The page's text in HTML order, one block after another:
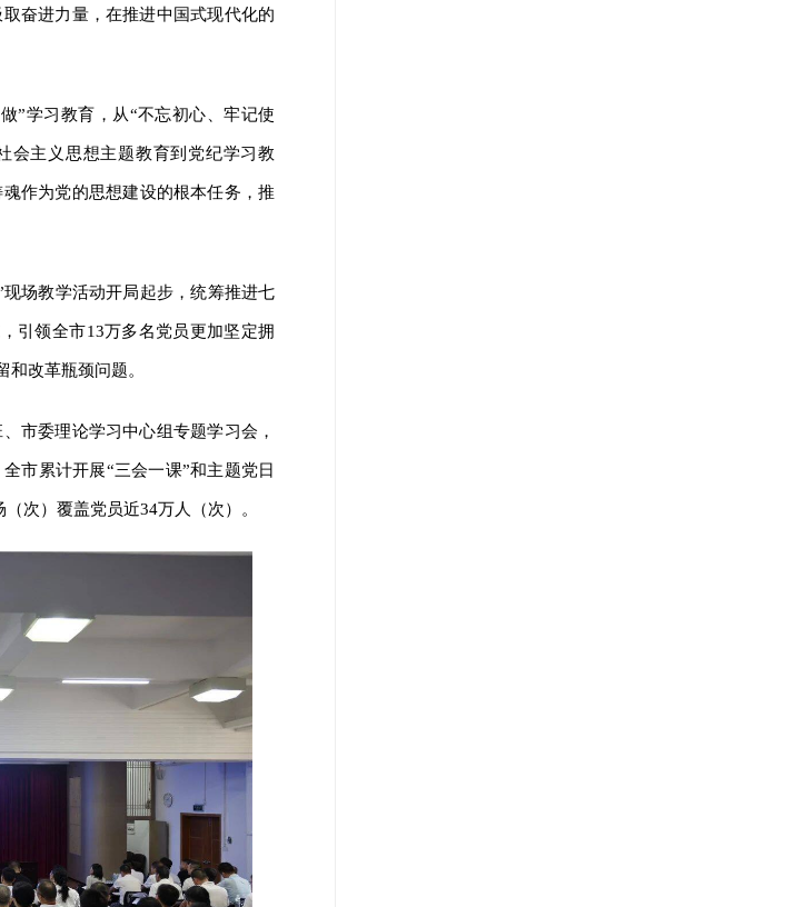
奋进力量，在推进中国式现代化的
”学习教育，从“不忘初心、牢记使
会主义思想主题教育到党纪学习教
作为党的思想建设的根本任务，推
场教学活动开局起步，统筹推进七
引领全市13万多名党员更加坚定拥
改革瓶颈问题。
市委理论学习中心组专题学习会，
市累计开展“三会一课”和主题党日
次）覆盖党员近34万人（次）。